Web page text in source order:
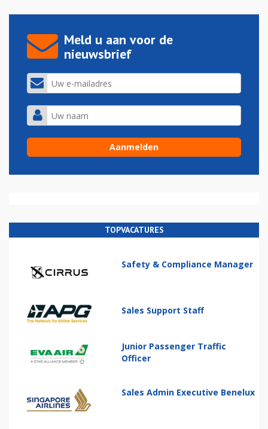
Meld u aan voor de
nieuwsbrief
TOPVACATURES
Safety & Compliance Manager
Sales Support Staff
Junior Passenger Traffic
Officer
Sales Admin Executive Benelux